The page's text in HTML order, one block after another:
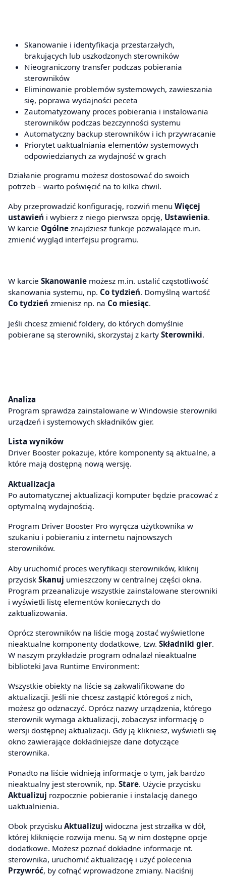
Skanowanie i identyfikacja przestarzałych,
brakujących lub uszkodzonych sterowników
Nieograniczony transfer podczas pobierania
sterowników
Eliminowanie problemów systemowych, zawieszania
się, poprawa wydajności peceta
Zautomatyzowany proces pobierania i instalowania
sterowników podczas bezczynności systemu
Automatyczny backup sterowników i ich przywracanie
Priorytet uaktualniania elementów systemowych
odpowiedzianych za wydajność w grach
Działanie programu możesz dostosować do swoich
potrzeb – warto poświęcić na to kilka chwil.
Aby przeprowadzić konfigurację, rozwiń menu Więcej
ustawień i wybierz z niego pierwsza opcję, Ustawienia.
W karcie Ogólne znajdziesz funkcje pozwalające m.in.
zmienić wygląd interfejsu programu.
W karcie Skanowanie możesz m.in. ustalić częstotliwość
skanowania systemu, np. Co tydzień. Domyślną wartość
Co tydzień zmienisz np. na Co miesiąc.
Jeśli chcesz zmienić foldery, do których domyślnie
pobierane są sterowniki, skorzystaj z karty Sterowniki.
Analiza
Program sprawdza zainstalowane w Windowsie sterowniki
urządzeń i systemowych składników gier.
Lista wyników
Driver Booster pokazuje, które komponenty są aktualne, a
które mają dostępną nową wersję.
Aktualizacja
Po automatycznej aktualizacji komputer będzie pracować z
optymalną wydajnością.
Program Driver Booster Pro wyręcza użytkownika w
szukaniu i pobieraniu z internetu najnowszych
sterowników.
Aby uruchomić proces weryfikacji sterowników, kliknij
przycisk Skanuj umieszczony w centralnej części okna.
Program przeanalizuje wszystkie zainstalowane sterowniki
i wyświetli listę elementów koniecznych do
zaktualizowania.
Oprócz sterowników na liście mogą zostać wyświetlone
nieaktualne komponenty dodatkowe, tzw. Składniki gier.
W naszym przykładzie program odnalazł nieaktualne
biblioteki Java Runtime Environment:
Wszystkie obiekty na liście są zakwalifikowane do
aktualizacji. Jeśli nie chcesz zastąpić któregoś z nich,
możesz go odznaczyć. Oprócz nazwy urządzenia, którego
sterownik wymaga aktualizacji, zobaczysz informację o
wersji dostępnej aktualizacji. Gdy ją klikniesz, wyświetli się
okno zawierające dokładniejsze dane dotyczące
sterownika.
Ponadto na liście widnieją informacje o tym, jak bardzo
nieaktualny jest sterownik, np. Stare. Użycie przycisku
Aktualizuj rozpocznie pobieranie i instalację danego
uaktualnienia.
Obok przycisku Aktualizuj widoczna jest strzałka w dół,
której kliknięcie rozwija menu. Są w nim dostępne opcje
dodatkowe. Możesz poznać dokładne informacje nt.
sterownika, uruchomić aktualizację i użyć polecenia
Przywróć, by cofnąć wprowadzone zmiany. Naciśnij